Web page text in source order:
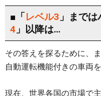
■「レベル3 」まで
4 」以降は…
その答えを探るために、
自動運転機能付きの車両
現在、世界各国の市場で